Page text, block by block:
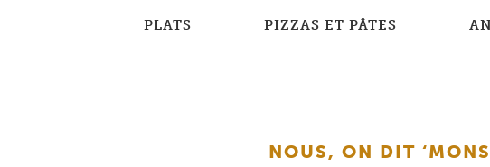
PLATS PIZZAS ET PÂTES
NOUS, ON DIT